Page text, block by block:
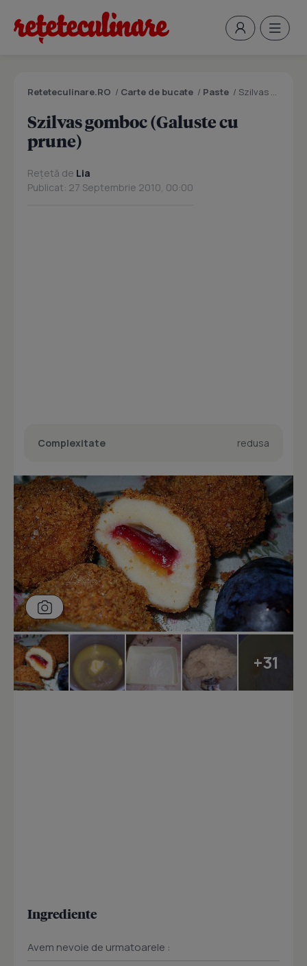
Reteteculinare.RO / Carte de bucate / Paste / Szilvas gomboc (Galuste cu prune)
Szilvas gomboc (Galuste cu
prune)
Rețetă de Lia
Publicat: 27 Septembrie 2010, 00:00
Complexitate redusa
+31
Ingrediente
Avem nevoie de urmatoarele :